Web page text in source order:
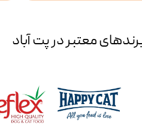
معتبر در پت آباد